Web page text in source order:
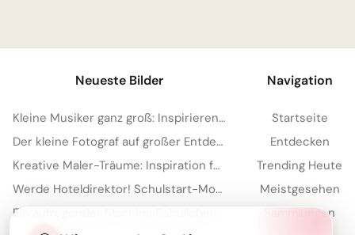
Neueste Bilder
Kleine Musiker ganz groß: Inspirierender Gruß für WhatsApp!
Der kleine Fotograf auf großer Entdeckungsreise: Süße Bilder für Instagram
Kreative Maler-Träume: Inspiration für WhatsApp zum Schulstart
Werde Hoteldirektor! Schulstart-Motivation zum Teilen auf WhatsApp.
Navigation
Startseite
Entdecken
Trending Heute
Meistgesehen
Sammlungen